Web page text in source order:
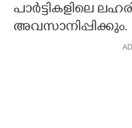
പാർട്ടികളിലെ
അവസാനിപ്പിക്കും.